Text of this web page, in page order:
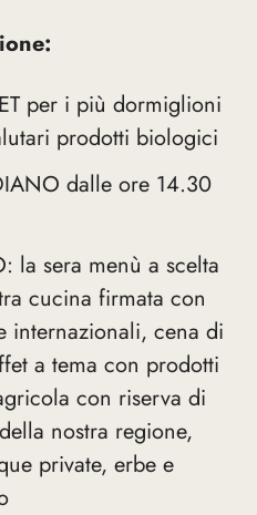
per i più dormiglioni
prodotti biologici
dalle ore 14.30
la sera menù a scelta
cucina firmata con
internazionali, cena di
a tema con prodotti
con riserva di
nostra regione,
private, erbe e